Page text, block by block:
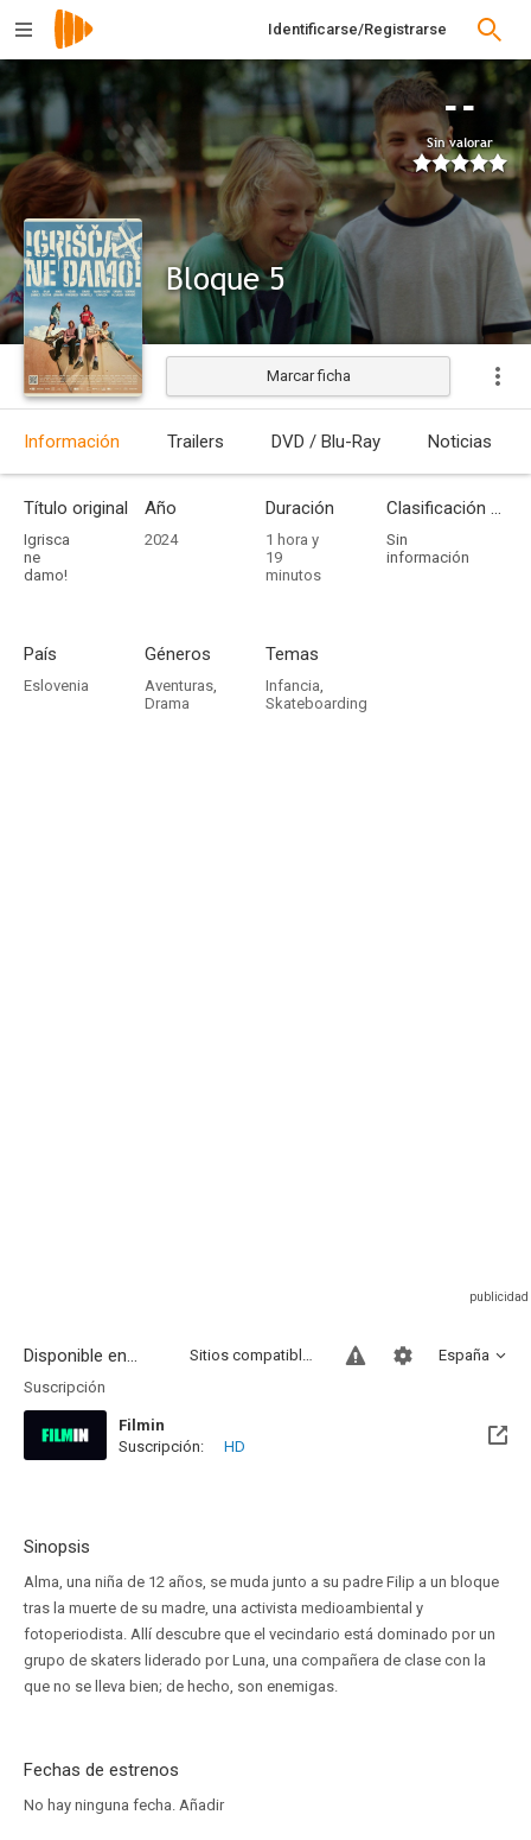
Identificarse/Registrarse
--
Sin valorar
Bloque 5
Estrenada
Marcar ficha
Información Trailers DVD / Blu-Ray Noticias
Título original
Igrisca
ne
damo!
Año
2024
Duración
1 hora y
19
minutos
Clasificación por edades
Sin
información
País
Eslovenia
Géneros
Aventuras,
Drama
Temas
Infancia,
Skateboarding
Disponible en... España
Sitios compatibles
Suscripción
Filmin
Disponible hasta el Lun, 26 Jun 2028 (Queda 1 año)
Suscripción: HD
Sinopsis
Alma, una niña de 12 años, se muda junto a su padre Filip a un bloque
tras la muerte de su madre, una activista medioambiental y
fotoperiodista. Allí descubre que el vecindario está dominado por un
grupo de skaters liderado por Luna, una compañera de clase con la
que no se lleva bien; de hecho, son enemigas.
Fechas de estrenos
No hay ninguna fecha. Añadir